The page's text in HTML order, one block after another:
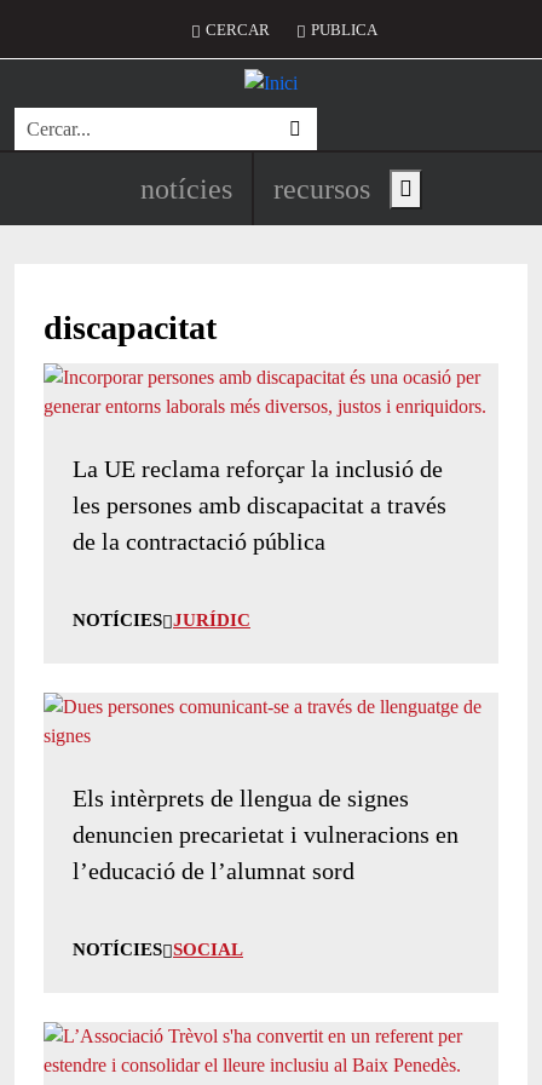
Menú del compte d'usuari
CERCAR PUBLICA
Cerca
Navegació principal de
notícies recursos Show main menu
discapacitat
La UE reclama reforçar la inclusió de
les persones amb discapacitat a través
de la contractació pública
NOTÍCIES JURÍDIC
Els intèrprets de llengua de signes
denuncien precarietat i vulneracions en
l’educació de l’alumnat sord
NOTÍCIES SOCIAL